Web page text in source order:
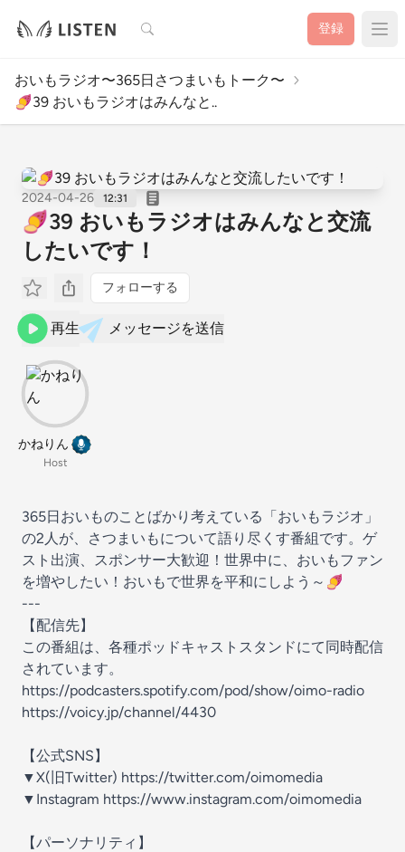
検索 登録
おいもラジオ〜365日さつまいもトーク〜
🍠39 おいもラジオはみんなと..
2024-04-26 12:31
🍠39 おいもラジオはみんなと交流
したいです！
フォローする
再生 メッセージを送信
かねりん
Host
365日おいものことばかり考えている「おいもラジオ」
の2人が、さつまいもについて語り尽くす番組です。ゲ
スト出演、スポンサー大歓迎！世界中に、おいもファン
を増やしたい！おいもで世界を平和にしよう～🍠
---
【配信先】
この番組は、各種ポッドキャストスタンドにて同時配信
されています。
https://podcasters.spotify.com/pod/show/oimo-radio
https://voicy.jp/channel/4430
【公式SNS】
▼X(旧Twitter) https://twitter.com/oimomedia
▼Instagram https://www.instagram.com/oimomedia
【パーソナリティ】